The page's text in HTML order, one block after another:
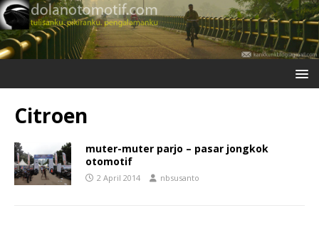
Citroen
muter-muter parjo – pasar jongkok
otomotif
2 April 2014 nbsusanto